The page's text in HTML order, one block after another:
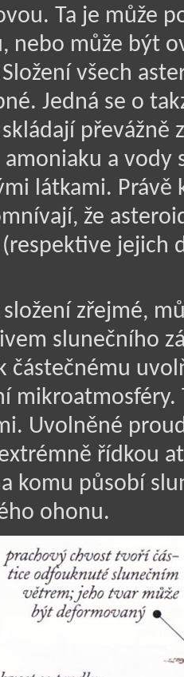
Ta je může
nebo může být
všech
Jedná se o
převážně
a vody
látkami. Právě
že
jejich
složení zřejmé,
slunečního
částečnému
mikroatmosféry.
Uvolněné
řídkou
komu působí
ohonu.